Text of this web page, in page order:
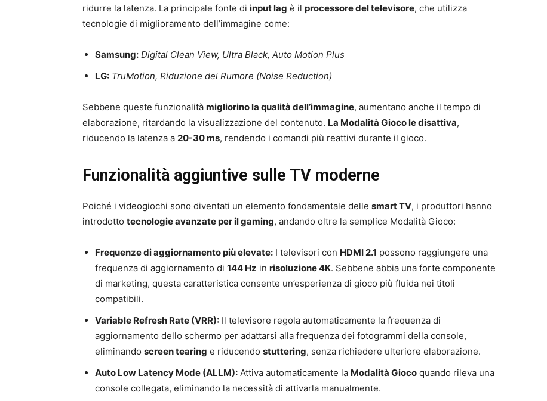
ridurre la latenza. La principale fonte di input lag è il processore del televisore, che utilizza
tecnologie di miglioramento dell’immagine come:
Samsung: Digital Clean View, Ultra Black, Auto Motion Plus
LG: TruMotion, Riduzione del Rumore (Noise Reduction)
Sebbene queste funzionalità migliorino la qualità dell’immagine, aumentano anche il tempo di
elaborazione, ritardando la visualizzazione del contenuto. La Modalità Gioco le disattiva,
riducendo la latenza a 20-30 ms, rendendo i comandi più reattivi durante il gioco.
Funzionalità aggiuntive sulle TV moderne
Poiché i videogiochi sono diventati un elemento fondamentale delle smart TV, i produttori hanno
introdotto tecnologie avanzate per il gaming, andando oltre la semplice Modalità Gioco:
Frequenze di aggiornamento più elevate: I televisori con HDMI 2.1 possono raggiungere una
frequenza di aggiornamento di 144 Hz in risoluzione 4K. Sebbene abbia una forte componente
di marketing, questa caratteristica consente un’esperienza di gioco più fluida nei titoli
compatibili.
Variable Refresh Rate (VRR): Il televisore regola automaticamente la frequenza di
aggiornamento dello schermo per adattarsi alla frequenza dei fotogrammi della console,
eliminando screen tearing e riducendo stuttering, senza richiedere ulteriore elaborazione.
Auto Low Latency Mode (ALLM): Attiva automaticamente la Modalità Gioco quando rileva una
console collegata, eliminando la necessità di attivarla manualmente.